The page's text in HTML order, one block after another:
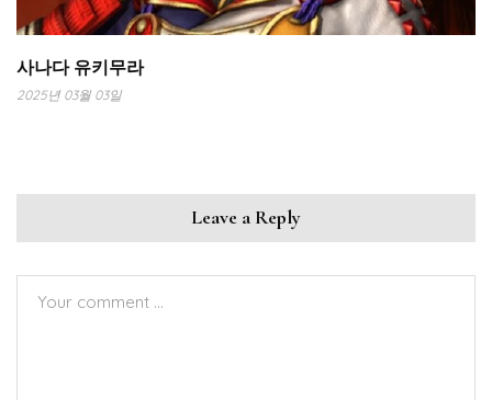
사나다 유키무라
2025년 03월 03일
Leave a Reply